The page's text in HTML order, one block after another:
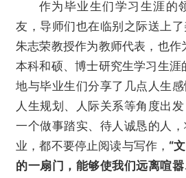
作为毕业生们学习生涯的
友，导师们也在临别之际送上了
朱志荣教授作为教师代表，也作
本科和硕、博士研究生学习生涯
地与毕业生们分享了几点人生
人生规划、人际关系等角度出
一个做事踏实、待人诚恳的人
业，都不要停止阅读与写作， “
的一扇门，能够使我们远离喧